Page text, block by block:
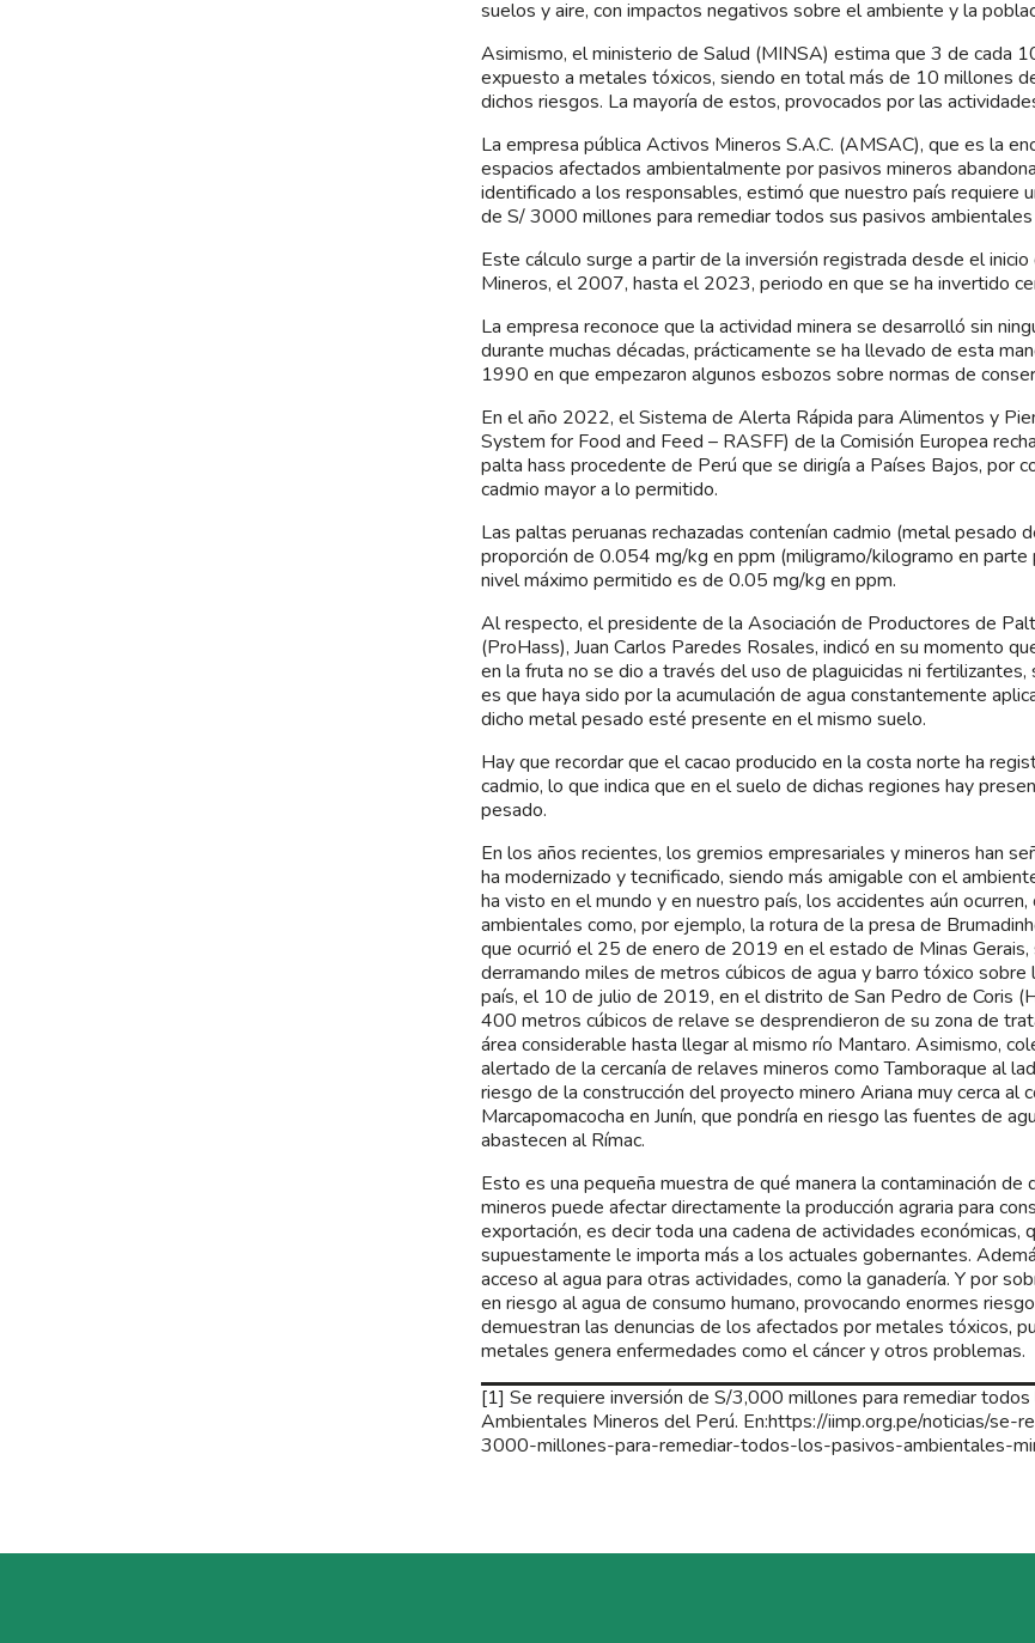
suelos y aire, con impactos negativos sobre el ambiente y la
Asimismo, el ministerio de Salud (MINSA) estima que 3 de cada
expuesto a metales tóxicos, siendo en total más de 10 millones
dichos riesgos. La mayoría de estos, provocados por las
La empresa pública Activos Mineros S.A.C. (AMSAC), que es la
espacios afectados ambientalmente por pasivos mineros
identificado a los responsables, estimó que nuestro país requiere
de S/ 3000 millones para remediar todos sus pasivos ambientales
Este cálculo surge a partir de la inversión registrada desde el
Mineros, el 2007, hasta el 2023, periodo en que se ha invertido
La empresa reconoce que la actividad minera se desarrolló sin
durante muchas décadas, prácticamente se ha llevado de esta
1990 en que empezaron algunos esbozos sobre normas de
En el año 2022, el Sistema de Alerta Rápida para Alimentos y
System for Food and Feed – RASFF) de la Comisión Europea
palta hass procedente de Perú que se dirigía a Países Bajos, por
cadmio mayor a lo permitido.
Las paltas peruanas rechazadas contenían cadmio (metal pesado
proporción de 0.054 mg/kg en ppm (miligramo/kilogramo en parte
nivel máximo permitido es de 0.05 mg/kg en ppm.
Al respecto, el presidente de la Asociación de Productores de
(ProHass), Juan Carlos Paredes Rosales, indicó en su momento
en la fruta no se dio a través del uso de plaguicidas ni
es que haya sido por la acumulación de agua constantemente
dicho metal pesado esté presente en el mismo suelo.
Hay que recordar que el cacao producido en la costa norte ha
cadmio, lo que indica que en el suelo de dichas regiones hay
pesado.
En los años recientes, los gremios empresariales y mineros han
ha modernizado y tecnificado, siendo más amigable con el
ha visto en el mundo y en nuestro país, los accidentes aún
ambientales como, por ejemplo, la rotura de la presa de
que ocurrió el 25 de enero de 2019 en el estado de Minas
derramando miles de metros cúbicos de agua y barro tóxico sobre
país, el 10 de julio de 2019, en el distrito de San Pedro de Coris
400 metros cúbicos de relave se desprendieron de su zona de
área considerable hasta llegar al mismo río Mantaro. Asimismo,
alertado de la cercanía de relaves mineros como Tamboraque al
riesgo de la construcción del proyecto minero Ariana muy cerca al
Marcapomacocha en Junín, que pondría en riesgo las fuentes de
abastecen al Rímac.
Esto es una pequeña muestra de qué manera la contaminación de
mineros puede afectar directamente la producción agraria para
exportación, es decir toda una cadena de actividades económicas,
supuestamente le importa más a los actuales gobernantes.
acceso al agua para otras actividades, como la ganadería. Y por
en riesgo al agua de consumo humano, provocando enormes
demuestran las denuncias de los afectados por metales tóxicos,
metales genera enfermedades como el cáncer y otros problemas.
[1] Se requiere inversión de S/3,000 millones para remediar
Ambientales Mineros del Perú. En:https://iimp.org.pe/noticias/se-
3000-millones-para-remediar-todos-los-pasivos-ambientales-